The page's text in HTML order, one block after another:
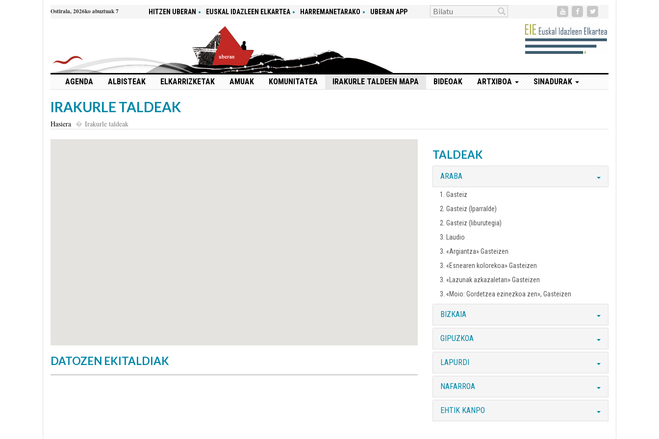
Ostirala, 2026ko abuztuak 7 HITZEN UBERAN EUSKAL IDAZLEEN ELKARTEA HARREMANETARAKO UBERAN APP
AGENDA ALBISTEAK ELKARRIZKETAK AMUAK KOMUNITATEA IRAKURLE TALDEEN MAPA BIDEOAK ARTXIBOA SINADURAK
IRAKURLE TALDEAK
Hasiera Irakurle taldeak
DATOZEN EKITALDIAK
TALDEAK
ARABA
1. Gasteiz
2. Gasteiz (Iparralde)
2. Gasteiz (liburutegia)
3. Laudio
3. «Argiantza» Gasteizen
3. «Esnearen kolorekoa» Gasteizen
3. «Lazunak azkazaletan» Gasteizen
3. «Moio: Gordetzea ezinezkoa zen», Gasteizen
BIZKAIA
GIPUZKOA
LAPURDI
NAFARROA
EHTIK KANPO